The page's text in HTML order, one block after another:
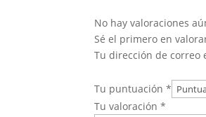
No hay valoraciones
Sé el primero en
Tu dirección de correo
Tu puntuación*
Tu valoración*